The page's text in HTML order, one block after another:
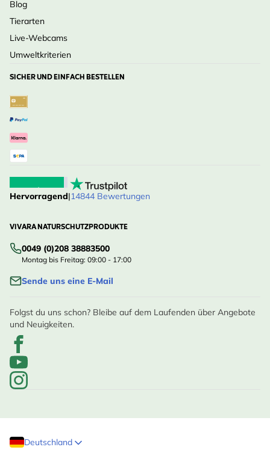
Blog
Tierarten
Live-Webcams
Umweltkriterien
SICHER UND EINFACH BESTELLEN
Hervorragend|14844 Bewertungen
VIVARA NATURSCHUTZPRODUKTE
0049 (0)208 38883500
Montag bis Freitag: 09:00 - 17:00
Sende uns eine E-Mail
Folgst du uns schon? Bleibe auf dem Laufenden über Angebote
und Neuigkeiten.
Deutschland